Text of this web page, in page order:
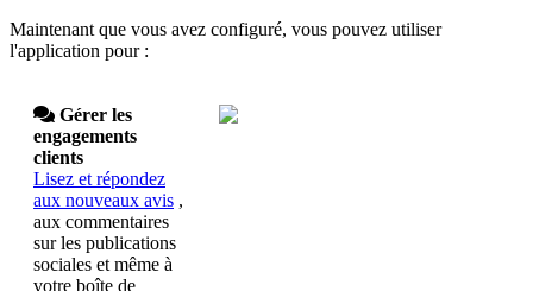
Maintenant que vous avez configuré, vous pouvez utiliser
l'application pour :
 Gérer les
engagements
clients
Lisez et répondez
aux nouveaux avis ,
aux commentaires
sur les publications
sociales et même à
votre boîte de